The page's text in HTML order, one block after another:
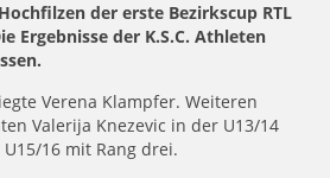
der erste Bezirkscup RTL
Ergebnisse der K.S.C. Athleten
Verena Klampfer. Weiteren
Valerija Knezevic in der U13/14
16 mit Rang drei.